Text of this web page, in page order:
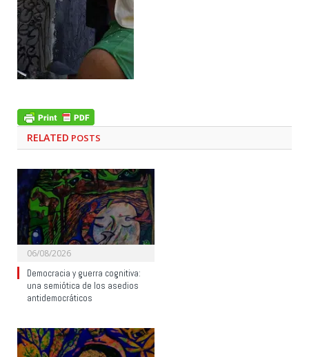
RELATED POSTS
06/08/2026
Democracia y guerra cognitiva:
una semiótica de los asedios
antidemocráticos